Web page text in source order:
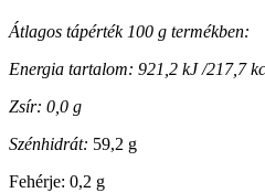
Átlagos tápérték 100 g termékben:
Energia tartalom: 921,2 kJ /217,7
Zsír: 0,0 g
Szénhidrát: 59,2 g
Fehérje: 0,2 g